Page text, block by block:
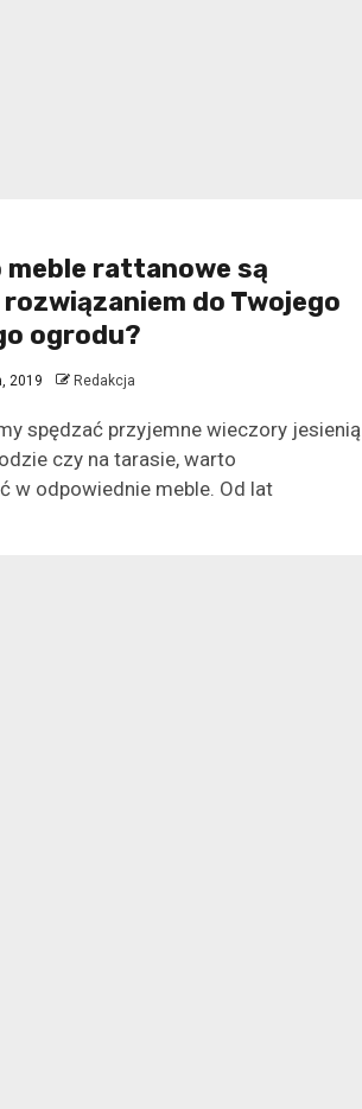
meble rattanowe są
do Twojego
ogrodu?
2019 Redakcja
spędzać przyjemne wieczory jesienią
czy na tarasie, warto
w odpowiednie meble. Od lat